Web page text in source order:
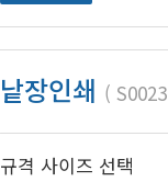
낱장인쇄 S0023
규격 사이즈 선택